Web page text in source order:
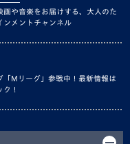
画や音楽をお届けする、大人のた
ンメントチャンネル
「Mリーグ」参戦中！最新情報は
！